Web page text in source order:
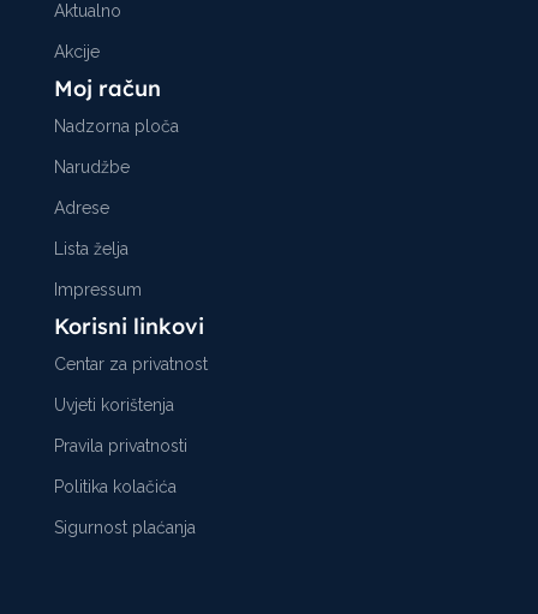
Aktualno
Akcije
Moj račun
Nadzorna ploča
Narudžbe
Adrese
Lista želja
Impressum
Korisni linkovi
Centar za privatnost
Uvjeti korištenja
Pravila privatnosti
Politika kolačića
Sigurnost plaćanja